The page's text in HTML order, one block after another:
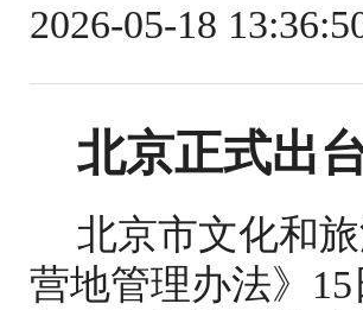
2026-05-18
北京正式出
北京市文化和
营地管理办法》